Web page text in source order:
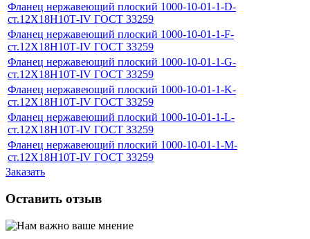
Фланец нержавеющий плоский 1000-10-01-1-D-
ст.12Х18Н10Т-IV ГОСТ 33259
Фланец нержавеющий плоский 1000-10-01-1-F-
ст.12Х18Н10Т-IV ГОСТ 33259
Фланец нержавеющий плоский 1000-10-01-1-G-
ст.12Х18Н10Т-IV ГОСТ 33259
Фланец нержавеющий плоский 1000-10-01-1-K-
ст.12Х18Н10Т-IV ГОСТ 33259
Фланец нержавеющий плоский 1000-10-01-1-L-
ст.12Х18Н10Т-IV ГОСТ 33259
Фланец нержавеющий плоский 1000-10-01-1-M-
ст.12Х18Н10Т-IV ГОСТ 33259
Заказать
Оставить отзыв